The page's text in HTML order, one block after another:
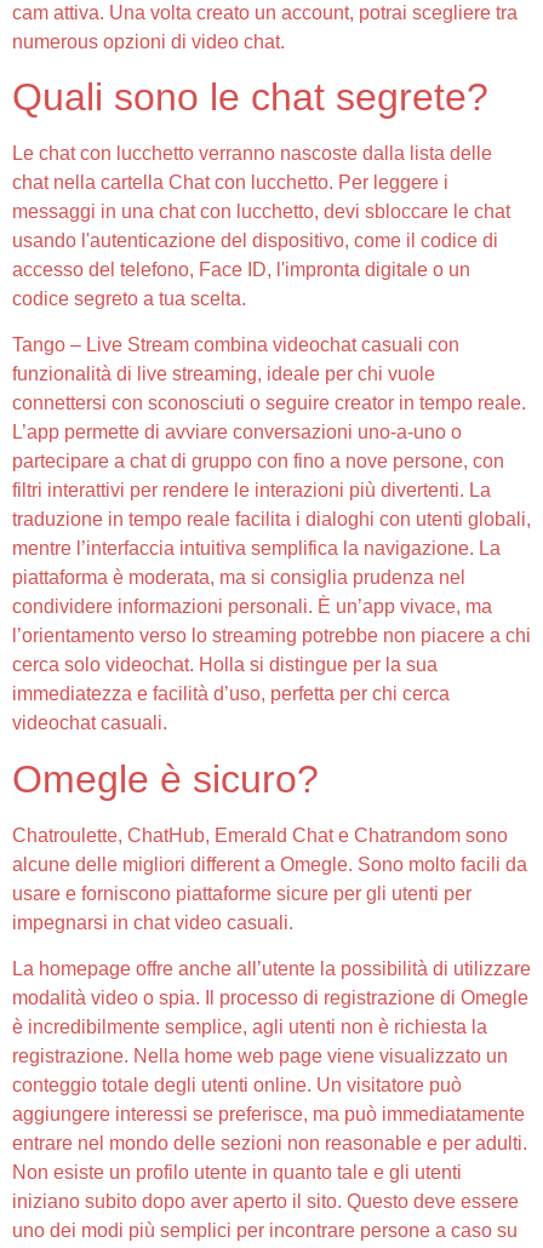
cam attiva. Una volta creato un account, potrai scegliere tra
numerous opzioni di video chat.
Quali sono le chat segrete?
Le chat con lucchetto verranno nascoste dalla lista delle
chat nella cartella Chat con lucchetto. Per leggere i
messaggi in una chat con lucchetto, devi sbloccare le chat
usando l'autenticazione del dispositivo, come il codice di
accesso del telefono, Face ID, l'impronta digitale o un
codice segreto a tua scelta.
Tango – Live Stream combina videochat casuali con
funzionalità di live streaming, ideale per chi vuole
connettersi con sconosciuti o seguire creator in tempo reale.
L’app permette di avviare conversazioni uno-a-uno o
partecipare a chat di gruppo con fino a nove persone, con
filtri interattivi per rendere le interazioni più divertenti. La
traduzione in tempo reale facilita i dialoghi con utenti globali,
mentre l’interfaccia intuitiva semplifica la navigazione. La
piattaforma è moderata, ma si consiglia prudenza nel
condividere informazioni personali. È un’app vivace, ma
l’orientamento verso lo streaming potrebbe non piacere a chi
cerca solo videochat. Holla si distingue per la sua
immediatezza e facilità d’uso, perfetta per chi cerca
videochat casuali.
Omegle è sicuro?
Chatroulette, ChatHub, Emerald Chat e Chatrandom sono
alcune delle migliori different a Omegle. Sono molto facili da
usare e forniscono piattaforme sicure per gli utenti per
impegnarsi in chat video casuali.
La homepage offre anche all’utente la possibilità di utilizzare
modalità video o spia. Il processo di registrazione di Omegle
è incredibilmente semplice, agli utenti non è richiesta la
registrazione. Nella home web page viene visualizzato un
conteggio totale degli utenti online. Un visitatore può
aggiungere interessi se preferisce, ma può immediatamente
entrare nel mondo delle sezioni non reasonable e per adulti.
Non esiste un profilo utente in quanto tale e gli utenti
iniziano subito dopo aver aperto il sito. Questo deve essere
uno dei modi più semplici per incontrare persone a caso su